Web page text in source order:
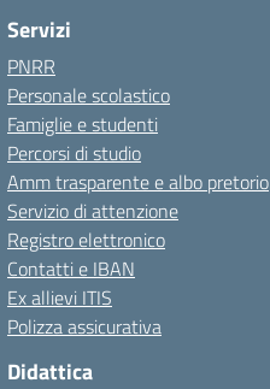
Servizi
PNRR
Personale scolastico
Famiglie e studenti
Percorsi di studio
Amm trasparente e albo pretorio
Servizio di attenzione
Registro elettronico
Contatti e IBAN
Ex allievi ITIS
Polizza assicurativa
Didattica